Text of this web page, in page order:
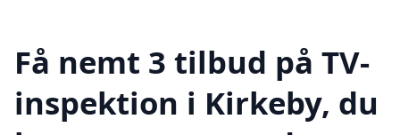
Få nemt 3 tilbud på TV-
inspektion i Kirkeby, du